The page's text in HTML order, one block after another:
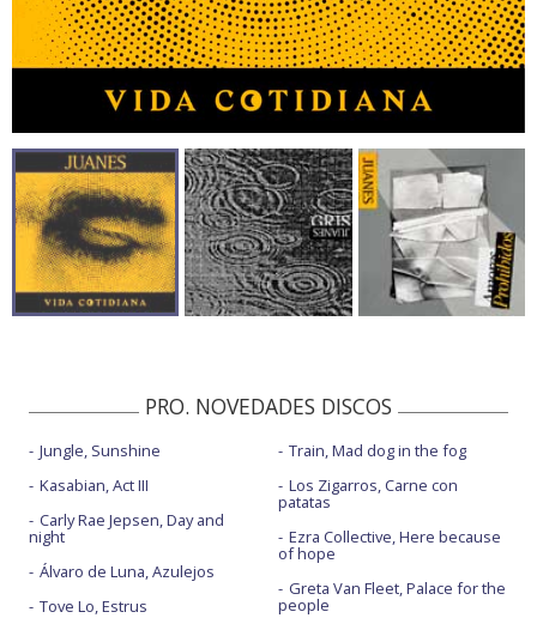
PRO. NOVEDADES DISCOS
Jungle, Sunshine
Kasabian, Act III
Carly Rae Jepsen, Day and
night
Álvaro de Luna, Azulejos
Tove Lo, Estrus
Train, Mad dog in the fog
Los Zigarros, Carne con
patatas
Ezra Collective, Here because
of hope
Greta Van Fleet, Palace for the
people